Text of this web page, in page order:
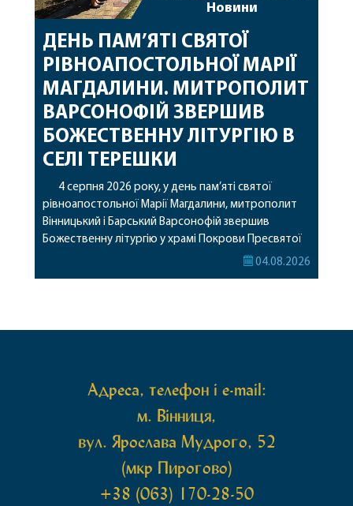
Новини
ДЕНЬ ПАМ’ЯТІ СВЯТОЇ
РІВНОАПОСТОЛЬНОЇ МАРІЇ
МАГДАЛИНИ. МИТРОПОЛИТ
ВАРСОНОФІЙ ЗВЕРШИВ
БОЖЕСТВЕННУ ЛІТУРГІЮ В
СЕЛІ ТЕРЕШКИ
4 серпня 2026 року, у день пам’яті святої
рівноапостольної Марії Магдалини, митрополит
Вінницький і Барський Варсонофій звершив
Божественну літургію у храмі Покрови Пресвятої
Богородиці села Терешки Барського благочиння.
04.08.2026
Адреса, телефон і e-mail:
м. Вінниця,
вул. Ярослава Мудрого, 52
(мкр Пирогово)
+38 (063) 170-28-50